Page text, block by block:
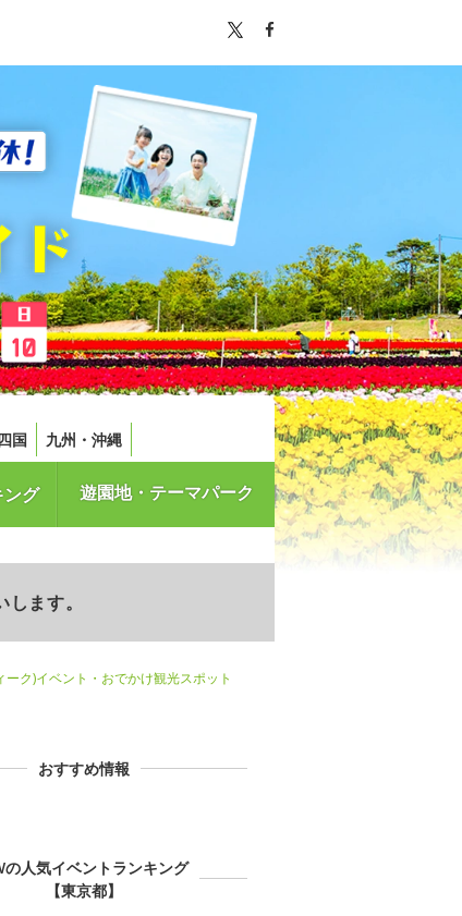
国 九州・沖縄
グ 遊園地・テーマパーク
ます。
ク)イベント・おでかけ観光スポット
おすすめ情報
の人気イベントランキング
【東京都】